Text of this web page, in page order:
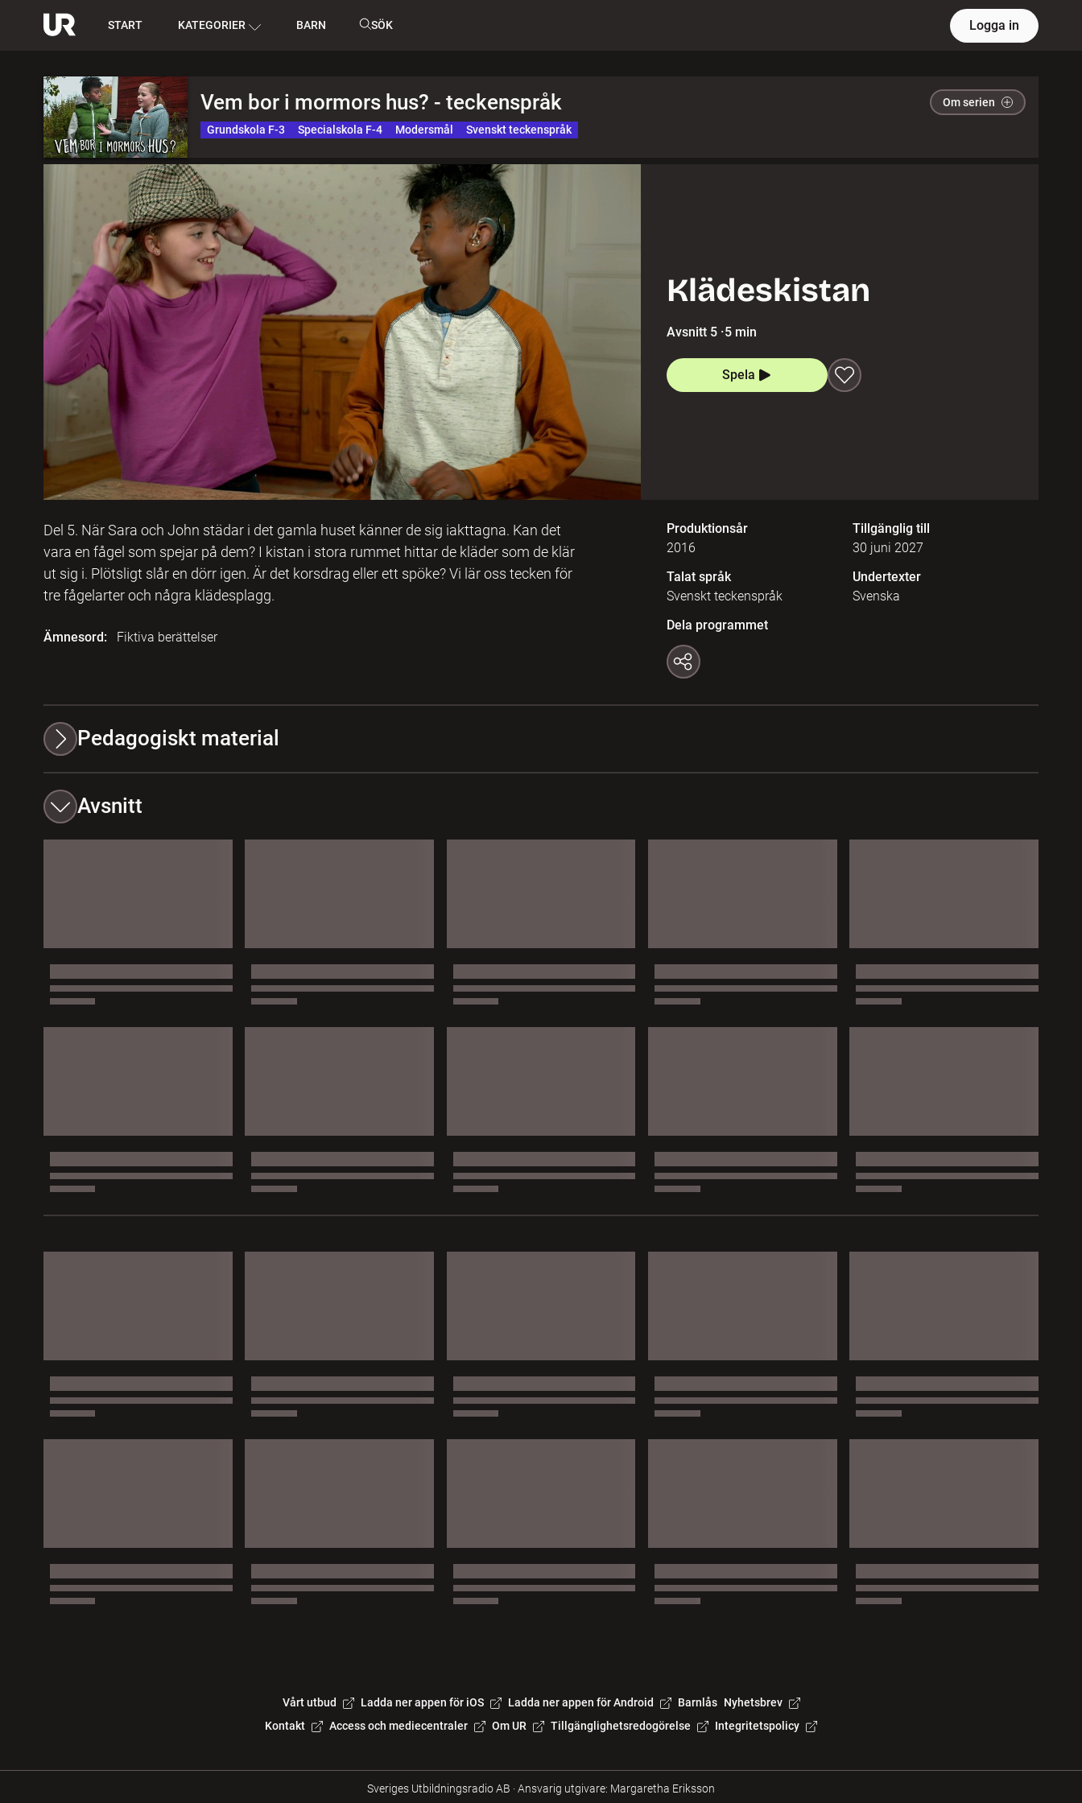
START KATEGORIER BARN SÖK Logga in
Vem bor i mormors hus? - teckenspråk Om serien
Grundskola F-3 Specialskola F-4 Modersmål Svenskt teckenspråk
Klädeskistan
Avsnitt 5 ·5 min
Spela
Del 5. När Sara och John städar i det gamla huset känner de sig iakttagna. Kan det
vara en fågel som spejar på dem? I kistan i stora rummet hittar de kläder som de klär
ut sig i. Plötsligt slår en dörr igen. Är det korsdrag eller ett spöke? Vi lär oss tecken för
tre fågelarter och några klädesplagg.
Ämnesord: Fiktiva berättelser
Produktionsår
2016
Tillgänglig till
30 juni 2027
Talat språk
Svenskt teckenspråk
Undertexter
Svenska
Dela programmet
Pedagogiskt material
Avsnitt
Vårt utbud Ladda ner appen för iOS Ladda ner appen för Android Barnlås Nyhetsbrev
Kontakt
Access och mediecentraler Om UR Tillgänglighetsredogörelse Integritetspolicy
Sveriges Utbildningsradio AB ·Ansvarig utgivare: Margaretha Eriksson